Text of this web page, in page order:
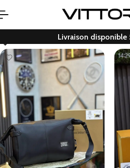
Livraison disponible